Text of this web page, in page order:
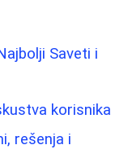
Saveti i
korisnika
rešenja i